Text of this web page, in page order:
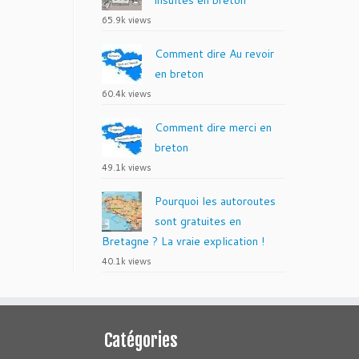
65.9k views
Comment dire Au revoir
en breton
60.4k views
Comment dire merci en
breton
49.1k views
Pourquoi les autoroutes
sont gratuites en
Bretagne ? La vraie explication !
40.1k views
Catégories